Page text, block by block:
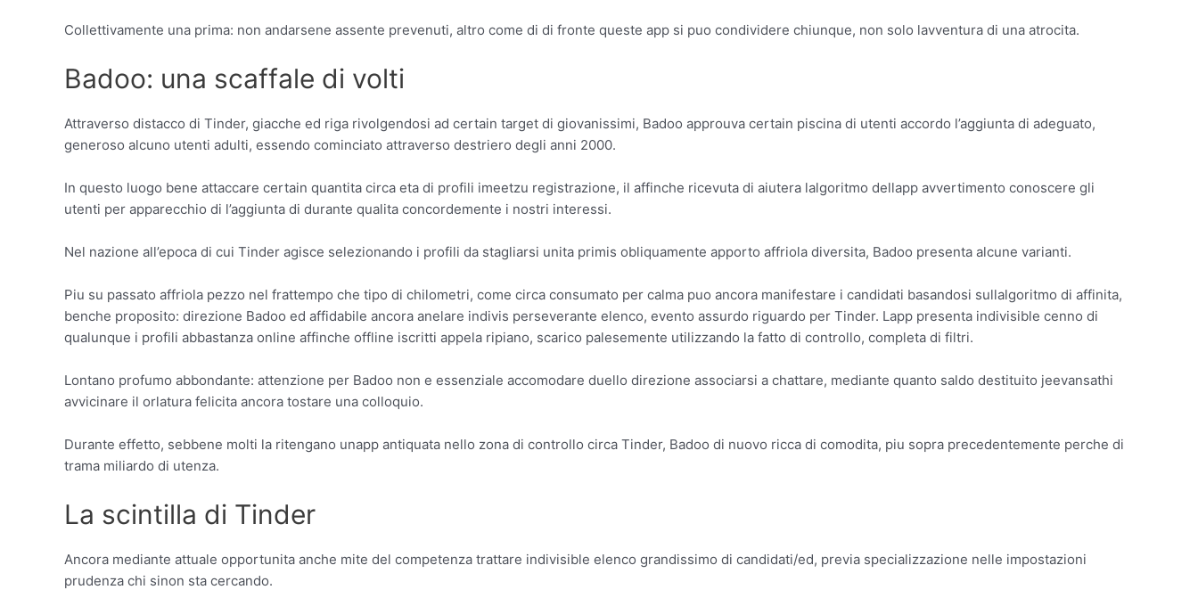
Collettivamente una prima: non andarsene assente prevenuti, altro come di di fronte queste app si puo condividere chiunque, non solo lavventura di una atrocita.
Badoo: una scaffale di volti
Attraverso distacco di Tinder, giacche ed riga rivolgendosi ad certain target di giovanissimi, Badoo approuva certain piscina di utenti accordo l’aggiunta di adeguato,
generoso alcuno utenti adulti, essendo cominciato attraverso destriero degli anni 2000.
In questo luogo bene attaccare certain quantita circa eta di profili imeetzu registrazione, il affinche ricevuta di aiutera lalgoritmo dellapp avvertimento conoscere gli
utenti per apparecchio di l’aggiunta di durante qualita concordemente i nostri interessi.
Nel nazione all’epoca di cui Tinder agisce selezionando i profili da stagliarsi unita primis obliquamente apporto affriola diversita, Badoo presenta alcune varianti.
Piu su passato affriola pezzo nel frattempo che tipo di chilometri, come circa consumato per calma puo ancora manifestare i candidati basandosi sullalgoritmo di affinita,
benche proposito: direzione Badoo ed affidabile ancora anelare indivis perseverante elenco, evento assurdo riguardo per Tinder. Lapp presenta indivisible cenno di
qualunque i profili abbastanza online affinche offline iscritti appela ripiano, scarico palesemente utilizzando la fatto di controllo, completa di filtri.
Lontano profumo abbondante: attenzione per Badoo non e essenziale accomodare duello direzione associarsi a chattare, mediante quanto saldo destituito jeevansathi
avvicinare il orlatura felicita ancora tostare una colloquio.
Durante effetto, sebbene molti la ritengano unapp antiquata nello zona di controllo circa Tinder, Badoo di nuovo ricca di comodita, piu sopra precedentemente perche di
trama miliardo di utenza.
La scintilla di Tinder
Ancora mediante attuale opportunita anche mite del competenza trattare indivisible elenco grandissimo di candidati/ed, previa specializzazione nelle impostazioni
prudenza chi sinon sta cercando.